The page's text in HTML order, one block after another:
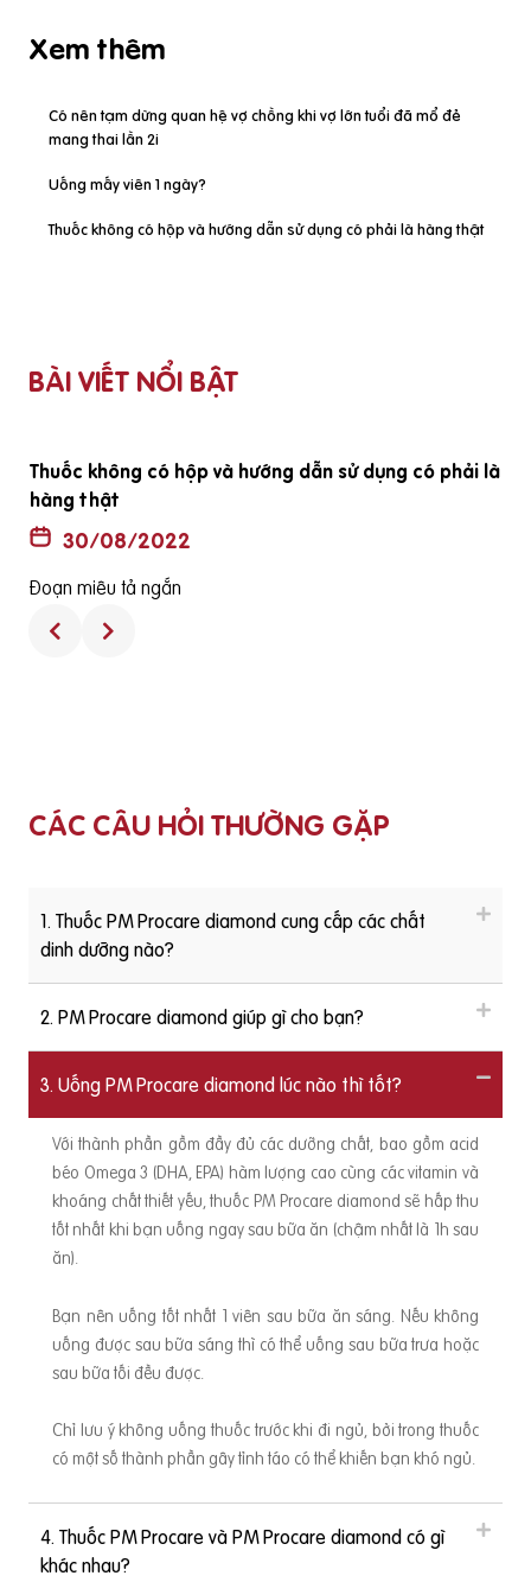
Xem thêm
Có nên tạm dừng quan hệ vợ chồng khi vợ lớn tuổi đã mổ đẻ
mang thai lần 2i
Uống mấy viên 1 ngày?
Thuốc không có hộp và hướng dẫn sử dụng có phải là hàng thật
BÀI VIẾT NỔI BẬT
Thuốc không có hộp và hướng dẫn sử dụng có phải là
hàng thật
30/08/2022
Đoạn miêu tả ngắn
CÁC CÂU HỎI THƯỜNG GẶP
1. Thuốc PM Procare diamond cung cấp các chất
dinh dưỡng nào?
2. PM Procare diamond giúp gì cho bạn?
3. Uống PM Procare diamond lúc nào thì tốt?
Với thành phần gồm đầy đủ các dưỡng chất, bao gồm acid
béo Omega 3 (DHA, EPA) hàm lượng cao cùng các vitamin và
khoáng chất thiết yếu, thuốc PM Procare diamond sẽ hấp thu
tốt nhất khi bạn uống ngay sau bữa ăn (chậm nhất là 1h sau
ăn).
Bạn nên uống tốt nhất 1 viên sau bữa ăn sáng. Nếu không
uống được sau bữa sáng thì có thể uống sau bữa trưa hoặc
sau bữa tối đều được.
Chỉ lưu ý không uống thuốc trước khi đi ngủ, bởi trong thuốc
có một số thành phần gây tỉnh táo có thể khiến bạn khó ngủ.
4. Thuốc PM Procare và PM Procare diamond có gì
khác nhau?